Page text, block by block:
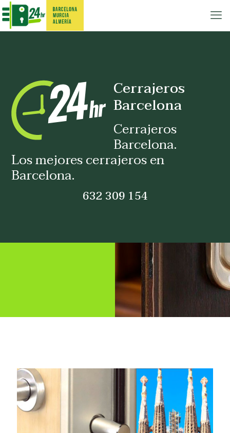
Cerrajeros
Barcelona
Cerrajeros
Barcelona.
Los mejores cerrajeros en
Barcelona.
632 309 154